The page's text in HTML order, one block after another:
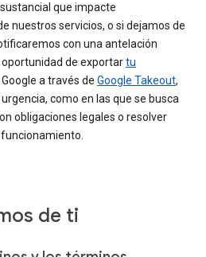
que impacte
nuestros servicios, o si dejamos de
con una antelación
de exportartu
a través de Google Takeout,
como en las que se busca
obligaciones legales o resolver
de ti